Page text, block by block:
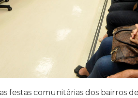
festas comunitárias dos bairros